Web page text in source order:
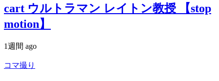
cart ウルトラマン レイトン教授 【stop
motion】
1週間 ago
コマ撮り